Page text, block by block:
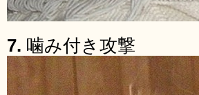
7. 噛み付き攻撃